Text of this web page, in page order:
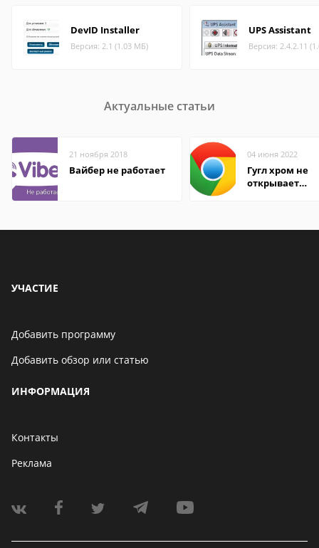
DevID Installer
Версия: 2.1 (1.03 МБ)
UPS Assistant
Версия: 2.4.2.11
Актуальные статьи
21 ноября 2018
Вайбер не работает
04 июня 2022
Гугл хром не
открывает
УЧАСТИЕ
Добавить программу
Добавить обзор или статью
ИНФОРМАЦИЯ
Контакты
Реклама